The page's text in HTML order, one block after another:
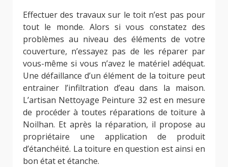
Effectuer des travaux sur le toit n’est pas pour
tout le monde. Alors si vous constatez des
problèmes au niveau des éléments de votre
couverture, n’essayez pas de les réparer par
vous-même si vous n’avez le matériel adéquat.
Une défaillance d’un élément de la toiture peut
entrainer l’infiltration d’eau dans la maison.
L’artisan Nettoyage Peinture 32 est en mesure
de procéder à toutes réparations de toiture à
Noilhan. Et après la réparation, il propose au
propriétaire une application de produit
d’étanchéité. La toiture en question est ainsi en
bon état et étanche.